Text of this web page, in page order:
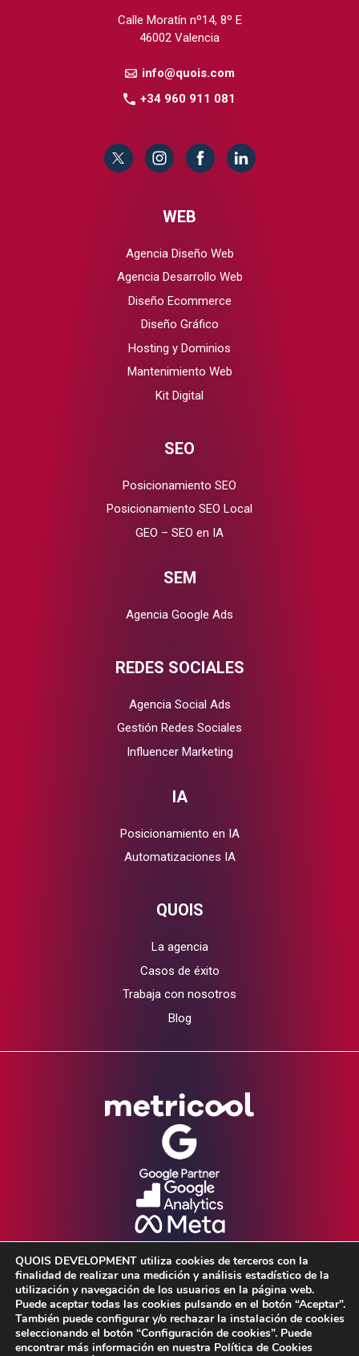
Calle Moratín nº14, 8º E
46002 Valencia
info@quois.com
+34 960 911 081
WEB
Agencia Diseño Web
Agencia Desarrollo Web
Diseño Ecommerce
Diseño Gráfico
Hosting y Dominios
Mantenimiento Web
Kit Digital
SEO
Posicionamiento SEO
Posicionamiento SEO Local
GEO – SEO en IA
SEM
Agencia Google Ads
REDES SOCIALES
Agencia Social Ads
Gestión Redes Sociales
Influencer Marketing
IA
Posicionamiento en IA
Automatizaciones IA
QUOIS
La agencia
Casos de éxito
Trabaja con nosotros
Blog
Aviso Legal • Política de Privacidad •
QUOIS DEVELOPMENT utiliza cookies de terceros con la
finalidad de realizar una medición y análisis estadístico de la
utilización y navegación de los usuarios en la página web.
Puede aceptar todas las cookies pulsando en el botón “Aceptar”.
También puede configurar y/o rechazar la instalación de cookies
seleccionando el botón “Configuración de cookies”. Puede
encontrar más información en nuestra Política de Cookies